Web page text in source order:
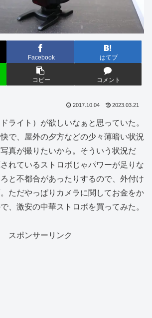
Facebook はてブ
コピー コメント
2017.10.04 2023.03.21
ライト）が欲しいなぁと思っていた。
で、屋外の夕方などの少々薄暗い状況
真が撮りたいから。そういう状況だ
れているストロボじゃパワーが足りな
と不都合があったりするので、外付け
ただやっぱりカメラに関してお金をか
、激安の中華ストロボを買ってみた。
スポンサーリンク